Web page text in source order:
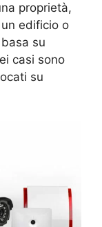
proprietà,
edificio o
su
casi sono
su